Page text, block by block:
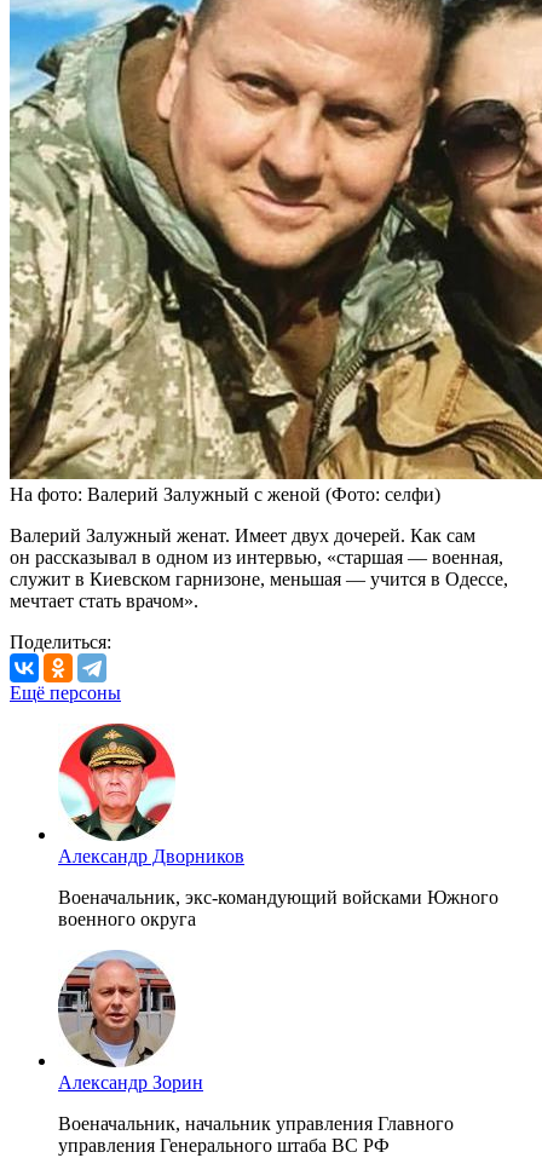
На фото: Валерий Залужный с женой (Фото: селфи)
Валерий Залужный женат. Имеет двух дочерей. Как сам
он рассказывал в одном из интервью, «старшая — военная,
служит в Киевском гарнизоне, меньшая — учится в Одессе,
мечтает стать врачом».
Поделиться:
Ещё персоны
Александр Дворников
Военачальник, экс-командующий войсками Южного
военного округа
Александр Зорин
Военачальник, начальник управления Главного
управления Генерального штаба ВС РФ